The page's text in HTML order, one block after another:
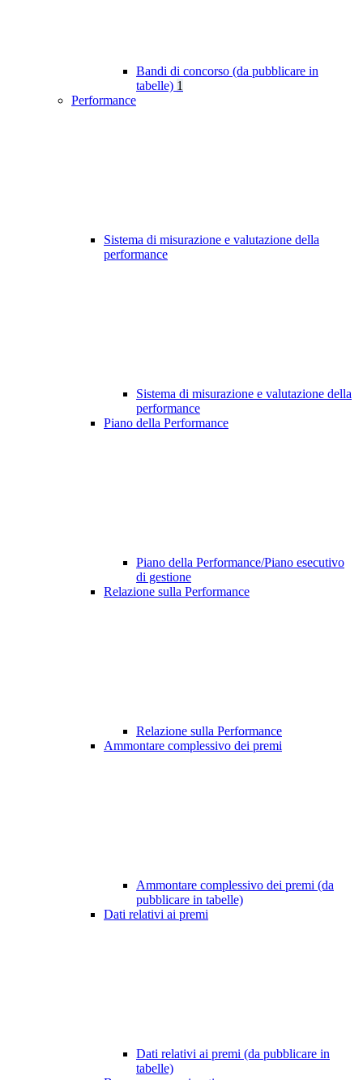
Bandi di concorso (da pubblicare in
tabelle) 1
Performance
Sistema di misurazione e valutazione della
performance
Sistema di misurazione e valutazione della
performance
Piano della Performance
Piano della Performance/Piano esecutivo
di gestione
Relazione sulla Performance
Relazione sulla Performance
Ammontare complessivo dei premi
Ammontare complessivo dei premi (da
pubblicare in tabelle)
Dati relativi ai premi
Dati relativi ai premi (da pubblicare in
tabelle)